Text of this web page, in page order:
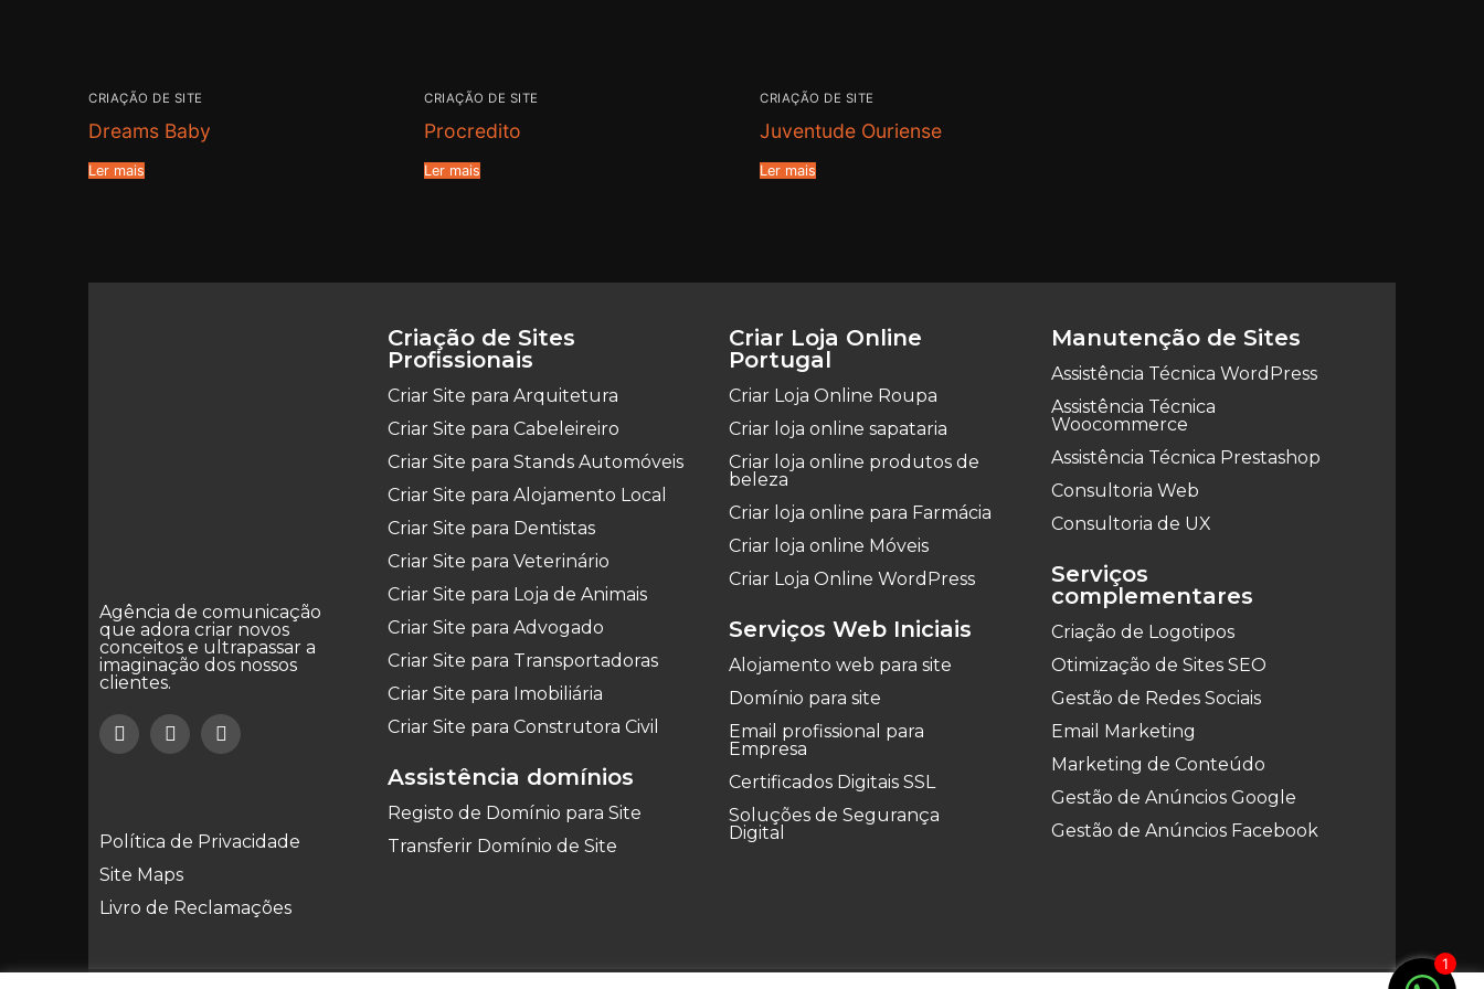
CRIAÇÃO DE SITE
Dreams Baby
Ler mais
CRIAÇÃO DE SITE
Procredito
Ler mais
CRIAÇÃO DE SITE
Juventude Ouriense
Ler mais
Agência de comunicação
que adora criar novos
conceitos e ultrapassar a
imaginação dos nossos
clientes.
Política de Privacidade
Site Maps
Livro de Reclamações
Criação de Sites
Profissionais
Criar Site para Arquitetura
Criar Site para Cabeleireiro
Criar Site para Stands Automóveis
Criar Site para Alojamento Local
Criar Site para Dentistas
Criar Site para Veterinário
Criar Site para Loja de Animais
Criar Site para Advogado
Criar Site para Transportadoras
Criar Site para Imobiliária
Criar Site para Construtora Civil
Assistência domínios
Registo de Domínio para Site
Transferir Domínio de Site
Criar Loja Online
Portugal
Criar Loja Online Roupa
Criar loja online sapataria
Criar loja online produtos de
beleza
Criar loja online para Farmácia
Criar loja online Móveis
Criar Loja Online WordPress
Serviços Web Iniciais
Alojamento web para site
Domínio para site
Email profissional para
Empresa
Certificados Digitais SSL
Soluções de Segurança
Digital
Manutenção de Sites
Assistência Técnica WordPress
Assistência Técnica
Woocommerce
Assistência Técnica Prestashop
Consultoria Web
Consultoria de UX
Serviços
complementares
Criação de Logotipos
Otimização de Sites SEO
Gestão de Redes Sociais
Email Marketing
Marketing de Conteúdo
Gestão de Anúncios Google
Gestão de Anúncios Facebook
1